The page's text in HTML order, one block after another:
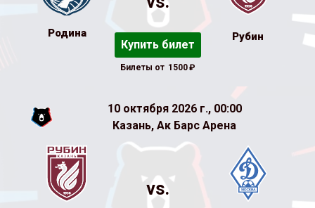
Родина
Купить билет
Билеты от 1500₽
Рубин
10 октября 2026 г., 00:00
Казань, Ак Барс Арена
vs.